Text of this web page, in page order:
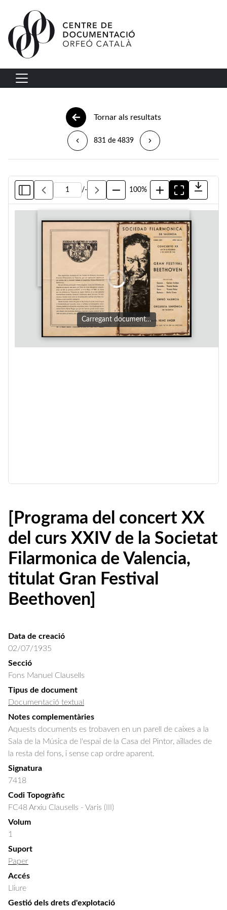
Vés al contingut
Navegació principal
Tornar als resultats
831 de 4839
/- 100%
Carregant document…
[Programa del concert XX
del curs XXIV de la Societat
Filarmonica de Valencia,
titulat Gran Festival
Beethoven]
Data de creació
02/07/1935
Secció
Fons Manuel Clausells
Tipus de document
Documentació textual
Notes complementàries
Aquests documents es trobaven en un parell de caixes a la
Sala de la Música de l'espai de la Casa del Pintor, aïllades de
la resta del fons, i sense cap ordre aparent.
Signatura
7418
Codi Topogràfic
FC48 Arxiu Clausells - Varis (III)
Volum
1
Suport
Paper
Accés
Lliure
Gestió dels drets d'explotació